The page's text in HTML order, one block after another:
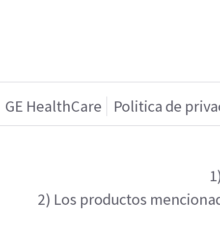
GE HealthCare Politica de
2) Los productos